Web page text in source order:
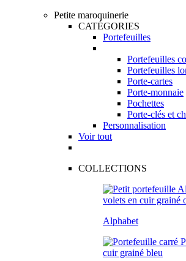
Petite maroquinerie
CATÉGORIES
Portefeuilles
Portefeuilles
Portefeuilles
Porte-cartes
Porte-monnaie
Pochettes
Porte-clés et
Personnalisation
Voir tout
COLLECTIONS
Alphabet